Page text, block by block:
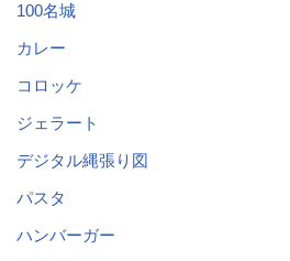
100名城
カレー
コロッケ
ジェラート
デジタル縄張り図
パスタ
ハンバーガー